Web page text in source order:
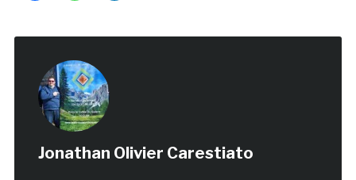
Jonathan Olivier Carestiato